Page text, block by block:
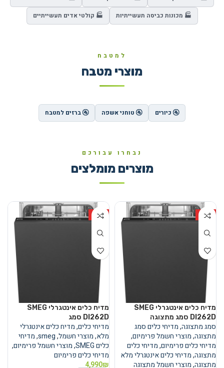
🏭 מכונות כביסה תעשייתיות
🏭 קולטי אדים תעשייתיים
למטבח
מוצרי מטבח
🚰 כיורים 🚰 טוחני אשפה 🚰 ברזים למטבח
נבחרו עבורכם
מוצרים מומלצים
HOT
מדיח כלים אינטגרלי SMEG
DI262D סמג מתצוגה
סמג מתצוגה,מדיחי כלים סמג
מתצוגה,מוצרי חשמל פרימיום,
מדיחי כלים פרימיום,מדיחי כלים
מתצוגה,מדיחי כלים אינטגרלי מלא
מתצוגה,מוצרי חשמל מתצוגה
HOT
מדיח כלים אינטגרלי SMEG
DI262D סמג
מדיחי כלים,מדיח כלים אינטגרלי
מלא,מוצרי חשמל,
smeg
,מדיחי
כלים SMEG
,מוצרי חשמל פרימיום,
מדיחי כלים פרימיום
4,990₪